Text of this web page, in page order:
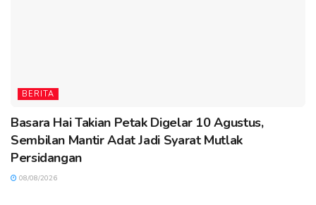
BERITA
Basara Hai Takian Petak Digelar 10 Agustus,
Sembilan Mantir Adat Jadi Syarat Mutlak
Persidangan
08/08/2026